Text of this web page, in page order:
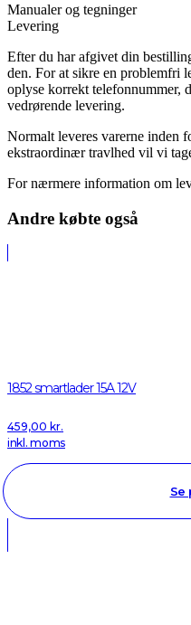
Manualer og tegninger
Levering
Efter du har afgivet din
den. For at sikre en problemfri
oplyse korrekt telefonnummer,
vedrørende levering.
Normalt leveres varerne inden
ekstraordinær travlhed vil vi
For nærmere information om
Andre købte også
1852 smartlader 15A 12V
459,00 kr.
inkl. moms
Se